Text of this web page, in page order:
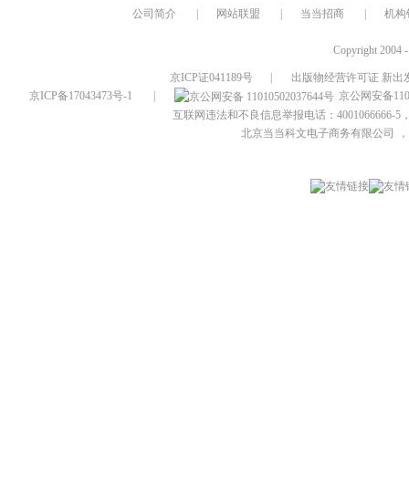
公司简介 网站联盟 当当招商 机构
Copyright 2004
京ICP证041189号
出版物经营许可证 新出
京ICP备17043473号-1
京公网安备
互联网违法和不良信息举报电话：4001066666-5
北京当当科文电子商务有限公司